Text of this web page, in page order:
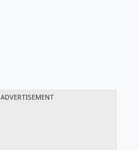
ADVERTISEMENT